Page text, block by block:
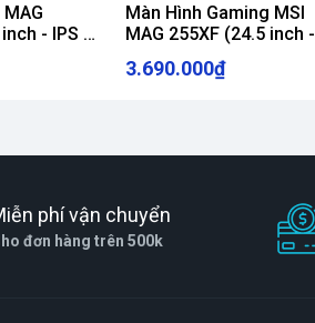
- IPS -
0.5ms -
Màn Hình Gaming MSI
MAG 255XF (24.5 inch -
IPS - FHD - 0.5ms -
300Hz)
3.690.000₫
phí vận chuyển
đơn hàng trên 500k